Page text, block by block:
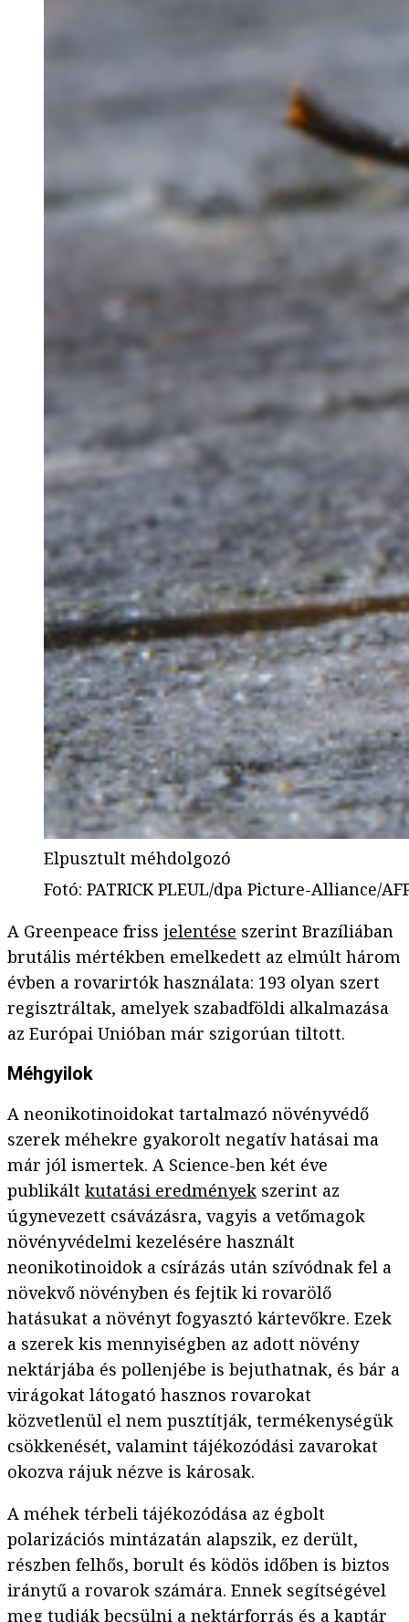
Elpusztult méhdolgozó
Fotó: PATRICK PLEUL/dpa Picture-Alliance/
A Greenpeace friss jelentése szerint Brazíliában
brutális mértékben emelkedett az elmúlt három
évben a rovarirtók használata: 193 olyan szert
regisztráltak, amelyek szabadföldi alkalmazása
az Európai Unióban már szigorúan tiltott.
Méhgyilok
A neonikotinoidokat tartalmazó növényvédő
szerek méhekre gyakorolt negatív hatásai ma
már jól ismertek. A Science-ben két éve
publikált kutatási eredmények szerint az
úgynevezett csávázásra, vagyis a vetőmagok
növényvédelmi kezelésére használt
neonikotinoidok a csírázás után szívódnak fel a
növekvő növényben és fejtik ki rovarölő
hatásukat a növényt fogyasztó kártevőkre. Ezek
a szerek kis mennyiségben az adott növény
nektárjába és pollenjébe is bejuthatnak, és bár a
virágokat látogató hasznos rovarokat
közvetlenül el nem pusztítják, termékenységük
csökkenését, valamint tájékozódási zavarokat
okozva rájuk nézve is károsak.
A méhek térbeli tájékozódása az égbolt
polarizációs mintázatán alapszik, ez derült,
részben felhős, borult és ködös időben is biztos
iránytű a rovarok számára. Ennek segítségével
meg tudják becsülni a nektárforrás és a kaptár